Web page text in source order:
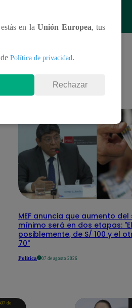
MEF anuncia que aumento del
mínimo será en dos etapas:
posiblemente, de S/ 100 y el
70"
Política 07 de agosto 2026
07 de
en laUnión Europea, tus
Política de privacidad.
Rechazar